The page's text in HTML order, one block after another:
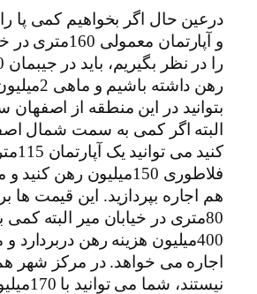
درعین حال اگر بخواهیم کمی پا را
و آپارتمان معمولی
رهن داشته
بتوانید در این منطقه از اصفهان
البته اگر کمی به سمت شمال
کنید
فلاطوری 150میلیون رهن
هم اجاره بپردازید. این قیمت ها
80متری در خیابان میر البته
اجاره می خواهد. در مرکز شهر
نیستند،